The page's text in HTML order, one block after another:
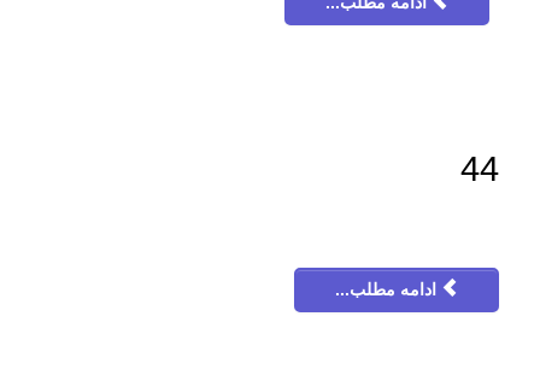
44
ادامه مطلب...